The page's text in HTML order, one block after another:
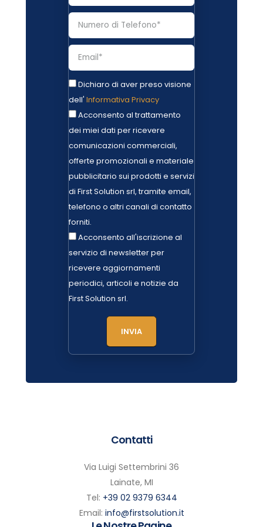
Dichiaro di aver preso visione
dell' Informativa Privacy
Acconsento al trattamento
dei miei dati per ricevere
comunicazioni commerciali,
offerte promozionali e materiale
pubblicitario sui prodotti e servizi
di First Solution srl, tramite email,
telefono o altri canali di contatto
forniti.
Acconsento all'iscrizione al
servizio di newsletter per
ricevere aggiornamenti
periodici, articoli e notizie da
First Solution srl.
Contatti
Via Luigi Settembrini 36
Lainate, MI
Tel: +39 02 9379 6344
Email: info@firstsolution.it